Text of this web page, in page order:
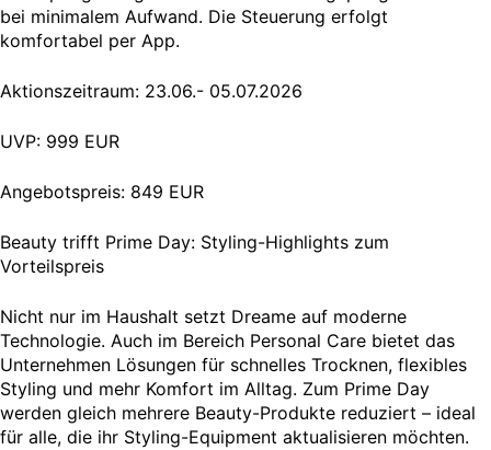
bei minimalem Aufwand. Die Steuerung erfolgt
komfortabel per App.
Aktionszeitraum: 23.06.- 05.07.2026
UVP: 999 EUR
Angebotspreis: 849 EUR
Beauty trifft Prime Day: Styling-Highlights zum
Vorteilspreis
Nicht nur im Haushalt setzt Dreame auf moderne
Technologie. Auch im Bereich Personal Care bietet das
Unternehmen Lösungen für schnelles Trocknen, flexibles
Styling und mehr Komfort im Alltag. Zum Prime Day
werden gleich mehrere Beauty-Produkte reduziert – ideal
für alle, die ihr Styling-Equipment aktualisieren möchten.